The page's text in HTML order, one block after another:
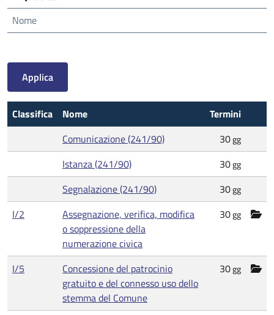
Nome
Classifica Nome
Termini
Comunicazione (241/90)
30gg
Istanza (241/90) 30gg
Segnalazione (241/90) 30gg
I/2
Assegnazione, verifica, modifica
o soppressione della
numerazione civica
30gg
I/5
Concessione del patrocinio
gratuito e del connesso uso dello
stemma del Comune
30gg